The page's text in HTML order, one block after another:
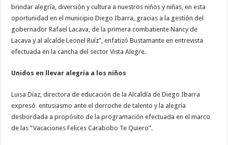
brindar alegría, diversión y cultura a nuestros niños y niñas, en esta
oportunidad en el municipio Diego Ibarra, gracias a la gestión del
gobernador Rafael Lacava, de la primera combatiente Nancy de
Lacava y al alcalde Leonel Ruíz”, enfatizó Bustamante en entrevista
efectuada en la cancha del sector Vista Alegre.
Unidos en llevar alegría a los niños
Luisa Díaz, directora de educación de la Alcaldía de Diego Ibarra
expresó entusiasmo ante el derroche de talento y la alegría
desbordada a propósito de la programación efectuada en el marco
de las “Vacaciones Felices Carabobo Te Quiero”.